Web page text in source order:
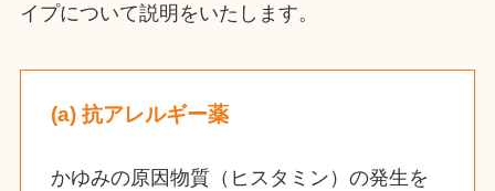
イプについて説明をいたします。
(a) 抗アレルギー薬
かゆみの原因物質（ヒスタミン）の発生を